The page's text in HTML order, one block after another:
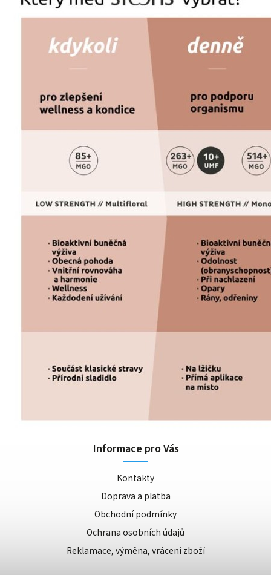
Informace pro Vás
Kontakty
Doprava a platba
Obchodní podmínky
Ochrana osobních údajů
Reklamace, výměna, vrácení zboží